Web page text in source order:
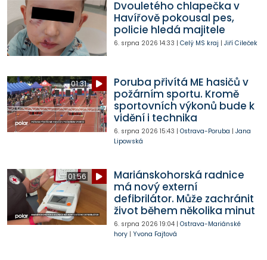
Dvouletého chlapečka v
Havířově pokousal pes,
policie hledá majitele
6. srpna 2026 14:33 | Celý MS kraj | Jiří Cileček
01:31
Poruba přivítá ME hasičů v
požárním sportu. Kromě
sportovních výkonů bude k
vidění i technika
6. srpna 2026 15:43 | Ostrava-Poruba | Jana
Lipowská
01:56
Mariánskohorská radnice
má nový externí
defibrilátor. Může zachránit
život během několika minut
6. srpna 2026 19:04| Ostrava-Mariánské
hory| Yvona Fajtová